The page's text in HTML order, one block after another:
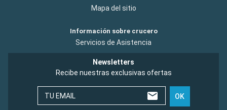
Mapa del sitio
Información sobre crucero
Servicios de Asistencia
Newsletters
Recibe nuestras exclusivas ofertas
TU EMAIL OK